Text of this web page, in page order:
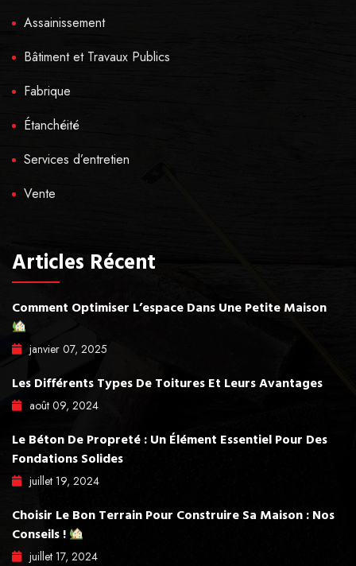
Assainissement
Bâtiment et Travaux Publics
Fabrique
Étanchéité
Services d’entretien
Vente
Articles Récent
Comment Optimiser L’espace Dans Une Petite Maison
janvier 07, 2025
Les Différents Types De Toitures Et Leurs Avantages
août 09, 2024
Le Béton De Propreté : Un Élément Essentiel Pour Des
Fondations Solides
juillet 19, 2024
Choisir Le Bon Terrain Pour Construire Sa Maison : Nos
Conseils !
juillet 17, 2024